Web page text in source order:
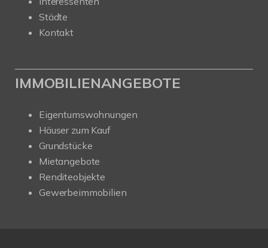
Städte
Kontakt
IMMOBILIENANGEBOTE
Eigentumswohnungen
Häuser zum Kauf
Grundstücke
Mietangebote
Renditeobjekte
Gewerbeimmobilien